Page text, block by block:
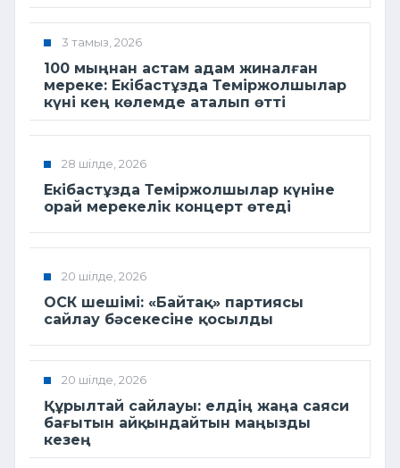
3 тамыз, 2026
100 мыңнан астам адам жиналған
мереке: Екібастұзда Теміржолшылар
күні кең көлемде аталып өтті
28 шілде, 2026
Екібастұзда Теміржолшылар күніне
орай мерекелік концерт өтеді
20 шілде, 2026
ОСК шешімі: «Байтақ» партиясы
сайлау бәсекесіне қосылды
20 шілде, 2026
Құрылтай сайлауы: елдің жаңа саяси
бағытын айқындайтын маңызды
кезең